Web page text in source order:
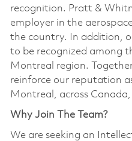
recognition. Pratt &
employer in the
the country. In addition,
to be recognized among
Montreal region.
reinforce our reputation
Montreal, across
Why Join The Team?
We are seeking an